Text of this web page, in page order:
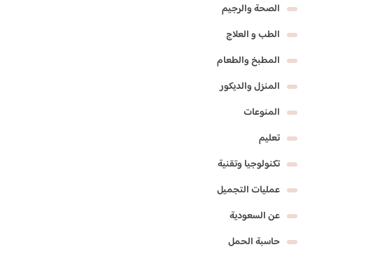
الصحة والرجيم
الطب و العلاج
المطبخ والطعام
المنزل والديكور
المنوعات
تعليم
تكنولوجيا وتقنية
عمليات التجميل
عن السعودية
حاسبة الحمل